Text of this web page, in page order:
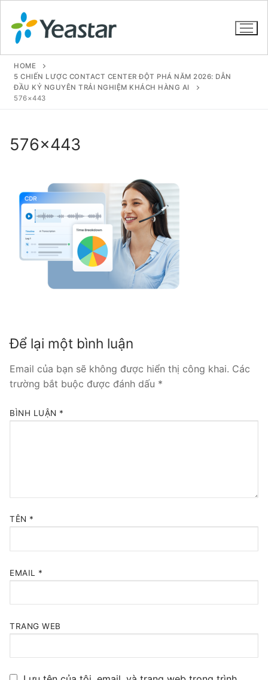
Tổng đài VoIP Yeastar S412
Tổng đài VoIP Yeastar S20
Tổng đài VoIP Yeastar S50
Tổng đài VoIP Yeastar S100
Tổng đài VoIP Yeastar S300
Tổng đài Yeastar Cloud
IPPBX FOR LARGE ENTERPRISES
Tổng đài Yeastar K2
VOIP GATEWAY
VoIP GSM / 3G / 4G Gateways
E1 / T1 / PRI VoIP Gateway
PRI VoIP Gateway TE100
PRI VoIP Gateway TE200
BRI VoIP Gateway
LIÊN HỆ
HOME
5 CHIẾN LƯỢC CONTACT CENTER ĐỘT PHÁ NĂM 2026: DẪN
ĐẦU KỶ NGUYÊN TRẢI NGHIỆM KHÁCH HÀNG AI
576×443
576×443
Để lại một bình luận
Email của bạn sẽ không được hiển thị công khai. Các
trường bắt buộc được đánh dấu *
BÌNH LUẬN *
TÊN *
EMAIL *
TRANG WEB